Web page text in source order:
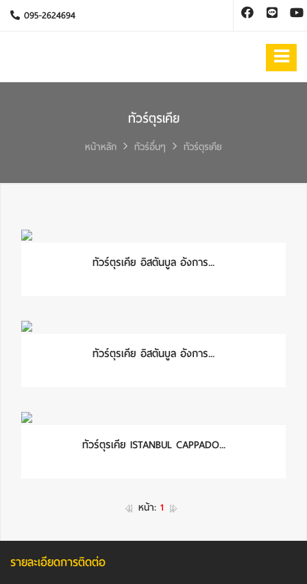
095-2624694
ทัวร์ตุรเคีย
หน้าหลัก ทัวร์อื่นๆ ทัวร์ตุรเคีย
ทัวร์ตุรเคีย อิสตันบูล อังการ...
ทัวร์ตุรเคีย อิสตันบูล อังการ...
ทัวร์ตุรเคีย ISTANBUL CAPPADO...
หน้า: 1
รายละเอียดการติดต่อ